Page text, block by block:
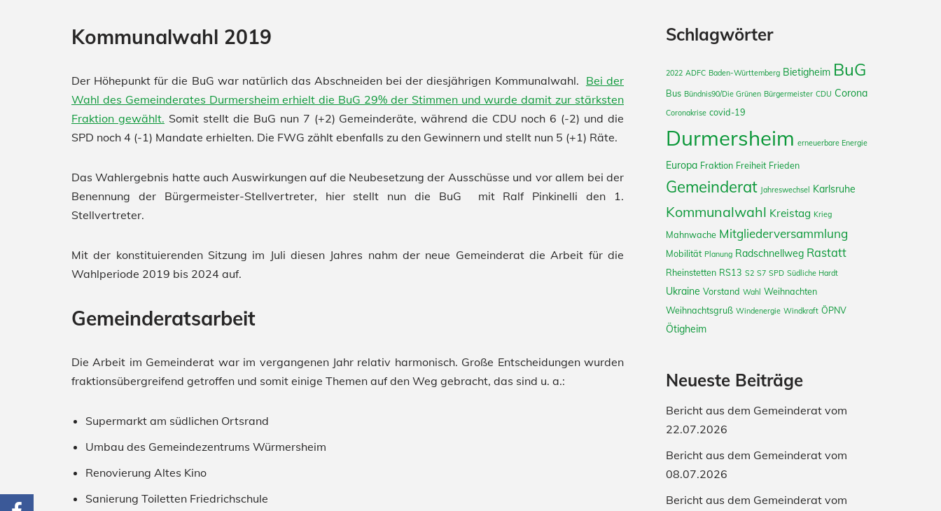
Kommunalwahl 2019
Der Höhepunkt für die BuG war natürlich das Abschneiden bei der diesjährigen Kommunalwahl. Bei der
Wahl des Gemeinderates Durmersheim erhielt die BuG 29% der Stimmen und wurde damit zur stärksten
Fraktion gewählt. Somit stellt die BuG nun 7 (+2) Gemeinderäte, während die CDU noch 6 (-2) und die
SPD noch 4 (-1) Mandate erhielten. Die FWG zählt ebenfalls zu den Gewinnern und stellt nun 5 (+1) Räte.
Das Wahlergebnis hatte auch Auswirkungen auf die Neubesetzung der Ausschüsse und vor allem bei der
Benennung der Bürgermeister-Stellvertreter, hier stellt nun die BuG mit Ralf Pinkinelli den 1.
Stellvertreter.
Mit der konstituierenden Sitzung im Juli diesen Jahres nahm der neue Gemeinderat die Arbeit für die
Wahlperiode 2019 bis 2024 auf.
Gemeinderatsarbeit
Die Arbeit im Gemeinderat war im vergangenen Jahr relativ harmonisch. Große Entscheidungen wurden
fraktionsübergreifend getroffen und somit einige Themen auf den Weg gebracht, das sind u. a.:
Supermarkt am südlichen Ortsrand
Umbau des Gemeindezentrums Würmersheim
Renovierung Altes Kino
Sanierung Toiletten Friedrichschule
Schlagwörter
2022 ADFC Baden-Württemberg Bietigheim BuG
Bus Bündnis90/Die Grünen Bürgermeister CDU Corona
Coronakrise covid-19
Durmersheim erneuerbare Energie
Europa Fraktion Freiheit Frieden
Gemeinderat Jahreswechsel Karlsruhe
Kommunalwahl Kreistag Krieg
Mahnwache Mitgliederversammlung
Mobilität Planung Radschnellweg Rastatt
Rheinstetten RS13 S2 S7 SPD Südliche Hardt
Ukraine Vorstand Wahl Weihnachten
Weihnachtsgruß Windenergie Windkraft ÖPNV
Ötigheim
Neueste Beiträge
Bericht aus dem Gemeinderat vom
22.07.2026
Bericht aus dem Gemeinderat vom
08.07.2026
Bericht aus dem Gemeinderat vom